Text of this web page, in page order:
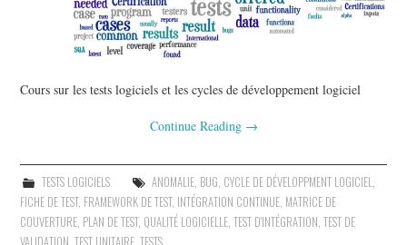
Cours sur les tests logiciels et les cycles de développement logiciel
Continue Reading →
TESTS LOGICIELS ANOMALIE, BUG CYCLE DE DÉVELOPPMENT LOGICIEL
FICHE DE TEST, FRAMEWORK DE TEST, INTÉGRATION CONTINUE MATRICE DE
COUVERTURE PLAN DE TEST, QUALITÉ LOGICIELLE ,TEST D'INTÉGRATION ,TEST DE
VALIDATION ,TEST UNITAIRE ,TESTS